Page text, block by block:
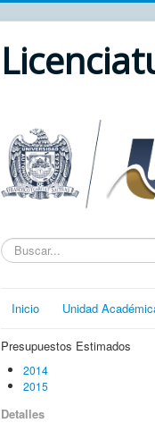
Texto
a
Inicio
Unidad
Presupuestos Estimados
2014
2015
Detalles